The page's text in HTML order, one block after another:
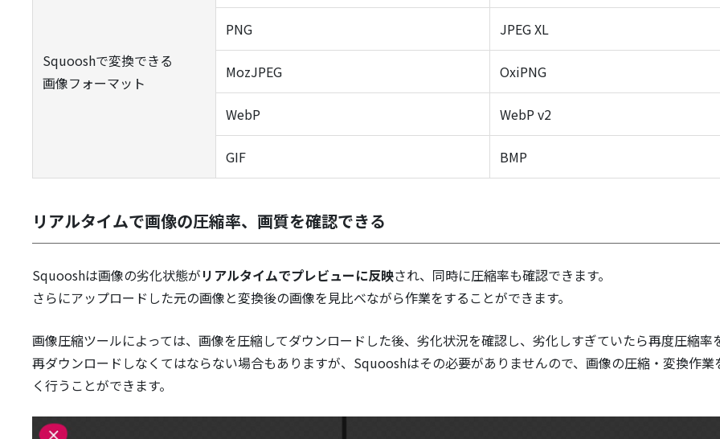
Squooshで変換できる
画像フォーマット
PNG JPEG XL
MozJPEG OxiPNG
WebP WebP v2
GIF BMP
リアルタイムで画像の圧縮率、画質を確認できる
Squooshは画像の劣化状態がリアルタイムでプレビューに反映され、同時に圧縮率も確認できます。
さらにアップロードした元の画像と変換後の画像を見比べながら作業をすることができます。
画像圧縮ツールによっては、画像を圧縮してダウンロードした後、劣化状況を確認し、劣化しすぎていたら再度圧縮率
再ダウンロードしなくてはならない場合もありますが、Squooshはその必要がありませんので、画像の圧縮・変換作業
く行うことができます。